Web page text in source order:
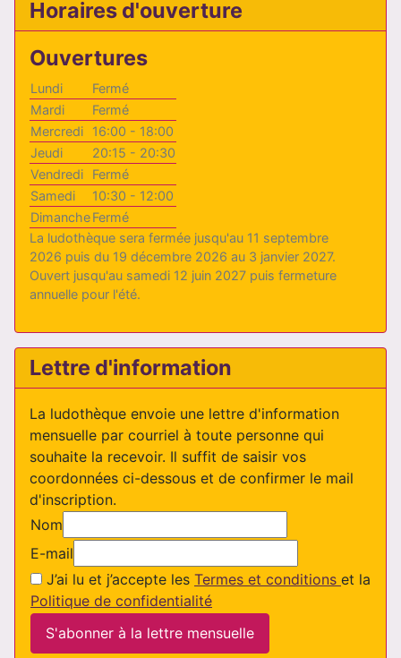
Horaires d'ouverture
Ouvertures
Lundi
Fermé
Mardi
Fermé
Mercredi
16:00 - 18:00
Jeudi
20:15 - 20:30
Vendredi
Fermé
Samedi
10:30 - 12:00
DimancheFermé
La ludothèque sera fermée jusqu'au 11 septembre
2026 puis du 19 décembre 2026 au 3 janvier 2027.
Ouvert jusqu'au samedi 12 juin 2027 puis fermeture
annuelle pour l'été.
Lettre d'information
La ludothèque envoie une lettre d'information
mensuelle par courriel à toute personne qui
souhaite la recevoir. Il suffit de saisir vos
coordonnées ci-dessous et de confirmer le mail
d'inscription.
Nom
E-mail
J’ai lu et j’accepte les Termes et conditions et la
Politique de confidentialité
S'abonner à la lettre mensuelle